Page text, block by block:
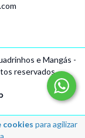
cookies para agilizar
e Mangás -
reservados.